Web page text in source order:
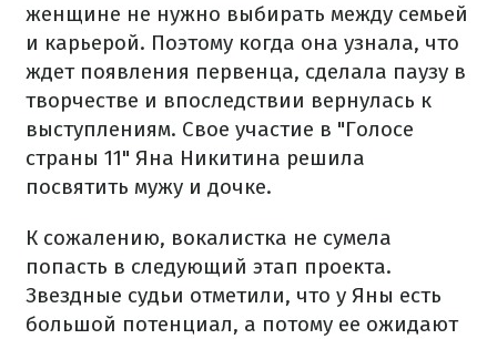
женщине не нужно выбирать между семьей
и карьерой. Поэтому когда она узнала, что
ждет появления первенца, сделала паузу в
творчестве и впоследствии вернулась к
выступлениям. Свое участие в "Голосе
страны 11" Яна Никитина решила
посвятить мужу и дочке.
К сожалению, вокалистка не сумела
попасть в следующий этап проекта.
Звездные судьи отметили, что у Яны есть
большой потенциал, а потому ее ожидают